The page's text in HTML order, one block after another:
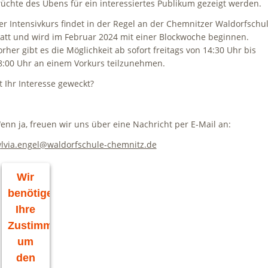
des Übens für ein interessiertes Publikum gezeigt werden.
Intensivkurs findet in der Regel an der Chemnitzer
und wird im Februar 2024 mit einer Blockwoche beginnen.
gibt es die Möglichkeit ab sofort freitags von 14:30 Uhr bis
Uhr an einem Vorkurs teilzunehmen.
Ihr Interesse geweckt?
ja, freuen wir uns über eine Nachricht per E-Mail an:
chemnitz.de
Wir
benötigen
Ihre
Zustimmung,
um
den